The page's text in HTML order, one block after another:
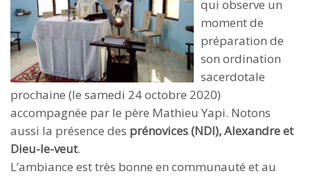
qui observe un
moment de
préparation de
son ordination
sacerdotale
prochaine (le samedi 24 octobre 2020)
accompagnée par le père Mathieu Yapi. Notons
aussi la présence des prénovices (NDI), Alexandre et
Dieu-le-veut.
L’ambiance est très bonne en communauté et au